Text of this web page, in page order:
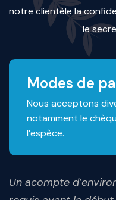
notre clientèle la
le
Modes de
Nous acceptons
notamment le
l’espèce.
Un acompte